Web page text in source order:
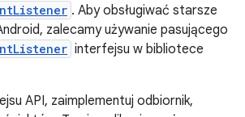
. Aby obsługiwać starsze
zalecamy używanie pasującego
interfejsu w bibliotece
API, zaimplementuj odbiornik,